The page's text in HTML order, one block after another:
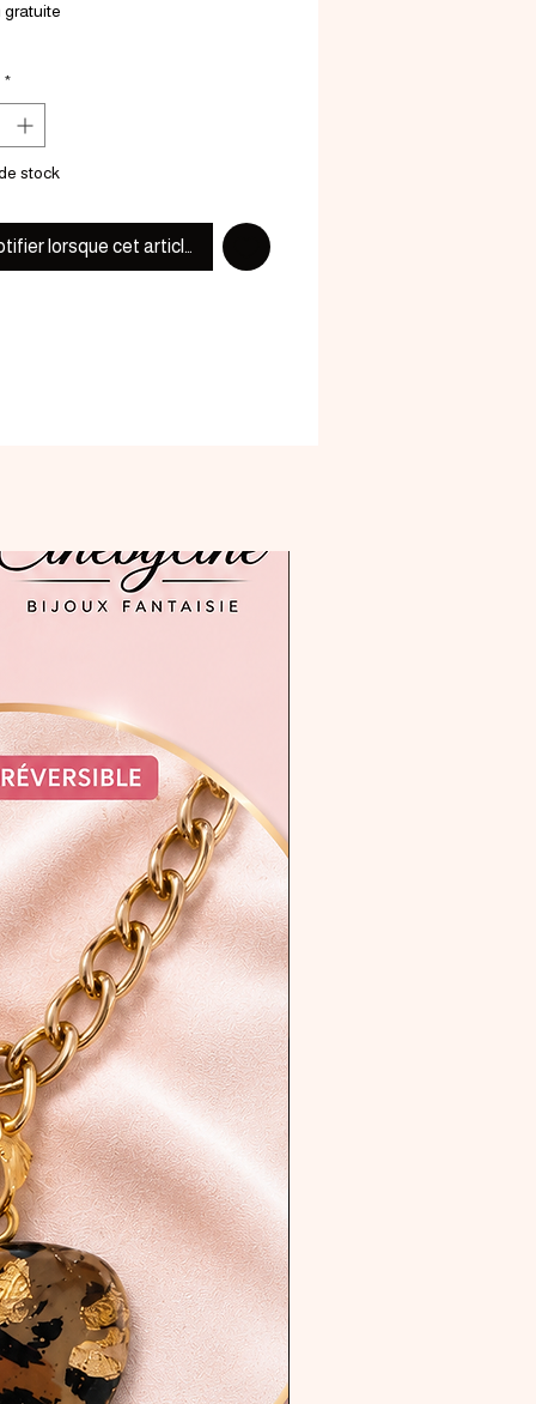
gratuite
*
stock
lorsque cet article est disponible